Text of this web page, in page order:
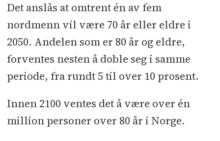
Det anslås at omtrent én av fem
nordmenn vil være 70 år eller eldre i
2050. Andelen som er 80 år og eldre,
forventes nesten å doble seg i samme
periode, fra rundt 5 til over 10 prosent.
Innen 2100 ventes det å være over én
million personer over 80 år i Norge.